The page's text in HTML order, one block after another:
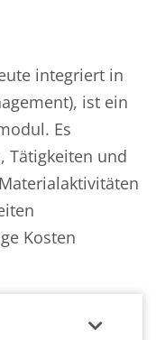
integriert in
ist ein
Es
Tätigkeiten und
Kosten